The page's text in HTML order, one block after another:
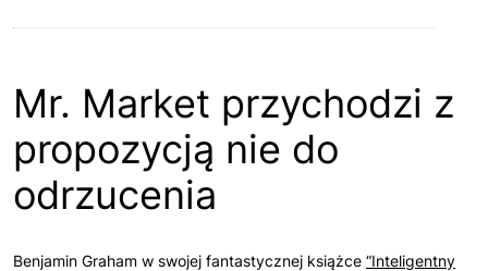
Mr. Market przychodzi z
propozycją nie do
odrzucenia
Benjamin Graham w swojej fantastycznej książce “Inteligentny